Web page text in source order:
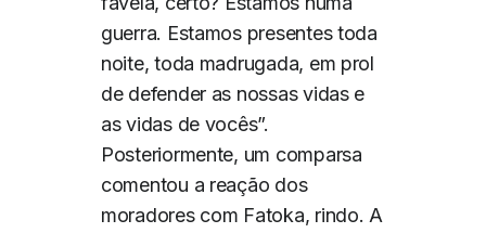
guerra. Estamos presentes toda
noite, toda madrugada, em prol
de defender as nossas vidas e
as vidas de vocês”.
Posteriormente, um comparsa
comentou a reação dos
moradores com Fatoka, rindo. A